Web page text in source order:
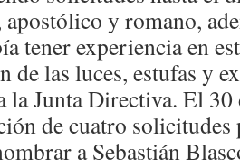
y romano,
tener experiencia en
de las luces, estufas y
la Junta Directiva. El
de cuatro solicitudes
a Sebastián